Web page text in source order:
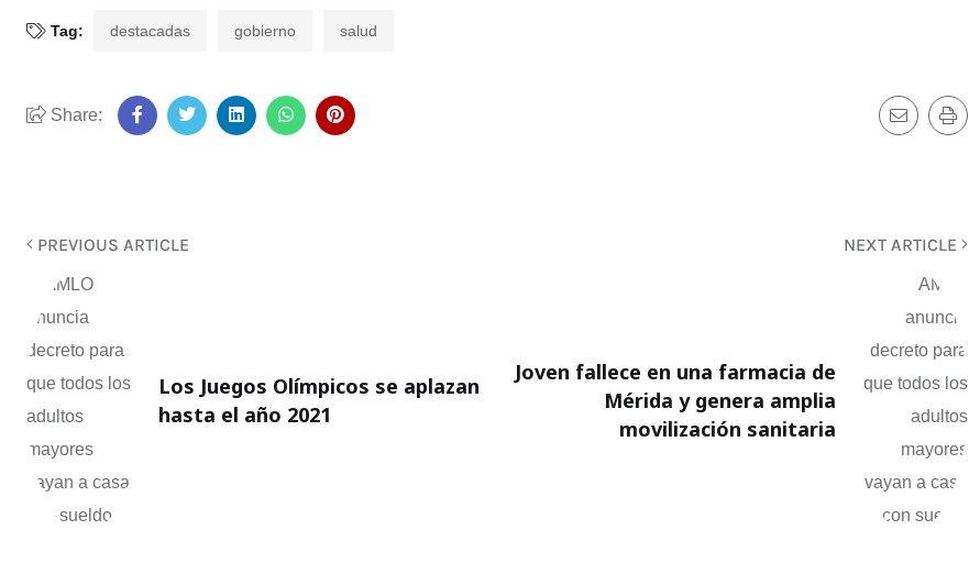
Tag: destacadas gobierno salud
Share:
PREVIOUS ARTICLE
Los Juegos Olímpicos se aplazan
hasta el año 2021
NEXT ARTICLE
Joven fallece en una farmacia de
Mérida y genera amplia
movilización sanitaria